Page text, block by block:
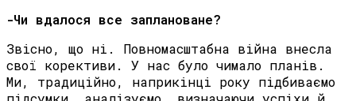
-Чи вдалося все заплановане?
Звісно, що ні. Повномасштабна війна внесла
свої корективи. У нас було чимало планів.
Ми, традиційно, наприкінці року підбиваємо